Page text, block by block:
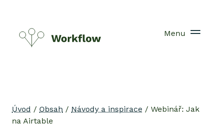
Menu
Úvod / Obsah / Návody a inspirace / Webinář: Jak
na Airtable